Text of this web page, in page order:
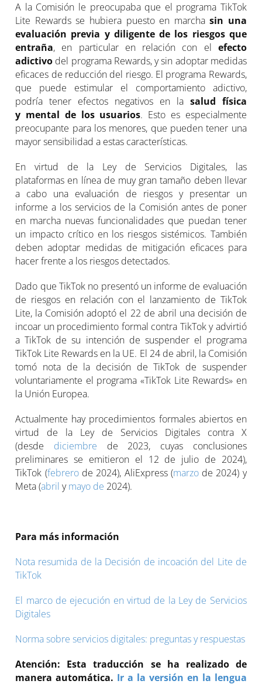
A la Comisión le preocupaba que el programa TikTok
Lite Rewards se hubiera puesto en marchasin una
evaluación previa y diligente de los riesgos que
entraña, en particular en relación con el efecto
adictivo del programa Rewards, y sin adoptar medidas
eficaces de reducción del riesgo. El programa Rewards,
que puede estimular el comportamiento adictivo,
podría tener efectos negativos en la salud física
y mental de los usuarios. Esto es especialmente
preocupante para los menores, que pueden tener una
mayor sensibilidad a estas características.
En virtud de la Ley de Servicios Digitales, las
plataformas en línea de muy gran tamaño deben llevar
a cabo una evaluación de riesgos y presentar un
informe a los servicios de la Comisión antes de poner
en marcha nuevas funcionalidades que puedan tener
un impacto crítico en los riesgos sistémicos. También
deben adoptar medidas de mitigación eficaces para
hacer frente a los riesgos detectados.
Dado que TikTok no presentó un informe de evaluación
de riesgos en relación con el lanzamiento de TikTok
Lite, la Comisión adoptó el 22 de abril una decisión de
incoar un procedimiento formal contra TikTok y advirtió
a TikTok de su intención de suspender el programa
TikTok Lite Rewards en la UE. El 24 de abril, la Comisión
tomó nota de la decisión de TikTok de suspender
voluntariamente el programa «TikTok Lite Rewards» en
la Unión Europea.
Actualmente hay procedimientos formales abiertos en
virtud de la Ley de Servicios Digitales contra X
(desde diciembre de 2023, cuyas conclusiones
preliminares se emitieron el 12 de julio de 2024),
TikTok (febrerode 2024), AliExpress (marzode 2024) y
Meta (abril ymayo de 2024).
Para más información
Nota resumida de la Decisión de incoación del Lite de
TikTok
El marco de ejecución en virtud de la Ley de Servicios
Digitales
Norma sobre servicios digitales: preguntas y respuestas
Atención: Esta traducción se ha realizado de
manera automática. Ir a la versión en la lengua